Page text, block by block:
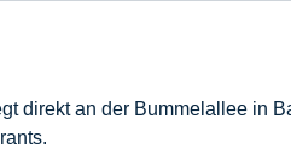
direkt an der Bummelallee in